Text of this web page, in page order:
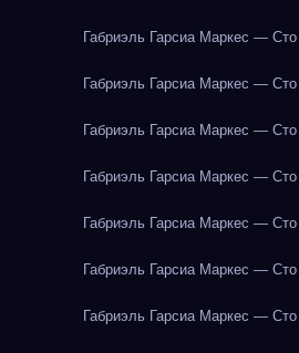
Габриэль Гарсиа Маркес — Сто
Габриэль Гарсиа Маркес — Сто
Габриэль Гарсиа Маркес — Сто
Габриэль Гарсиа Маркес — Сто
Габриэль Гарсиа Маркес — Сто
Габриэль Гарсиа Маркес — Сто
Габриэль Гарсиа Маркес — Сто